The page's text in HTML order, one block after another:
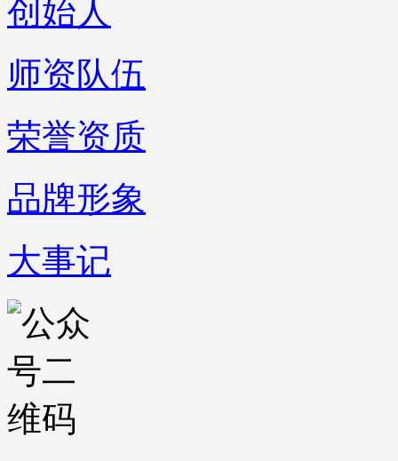
创始人
师资队伍
荣誉资质
品牌形象
大事记